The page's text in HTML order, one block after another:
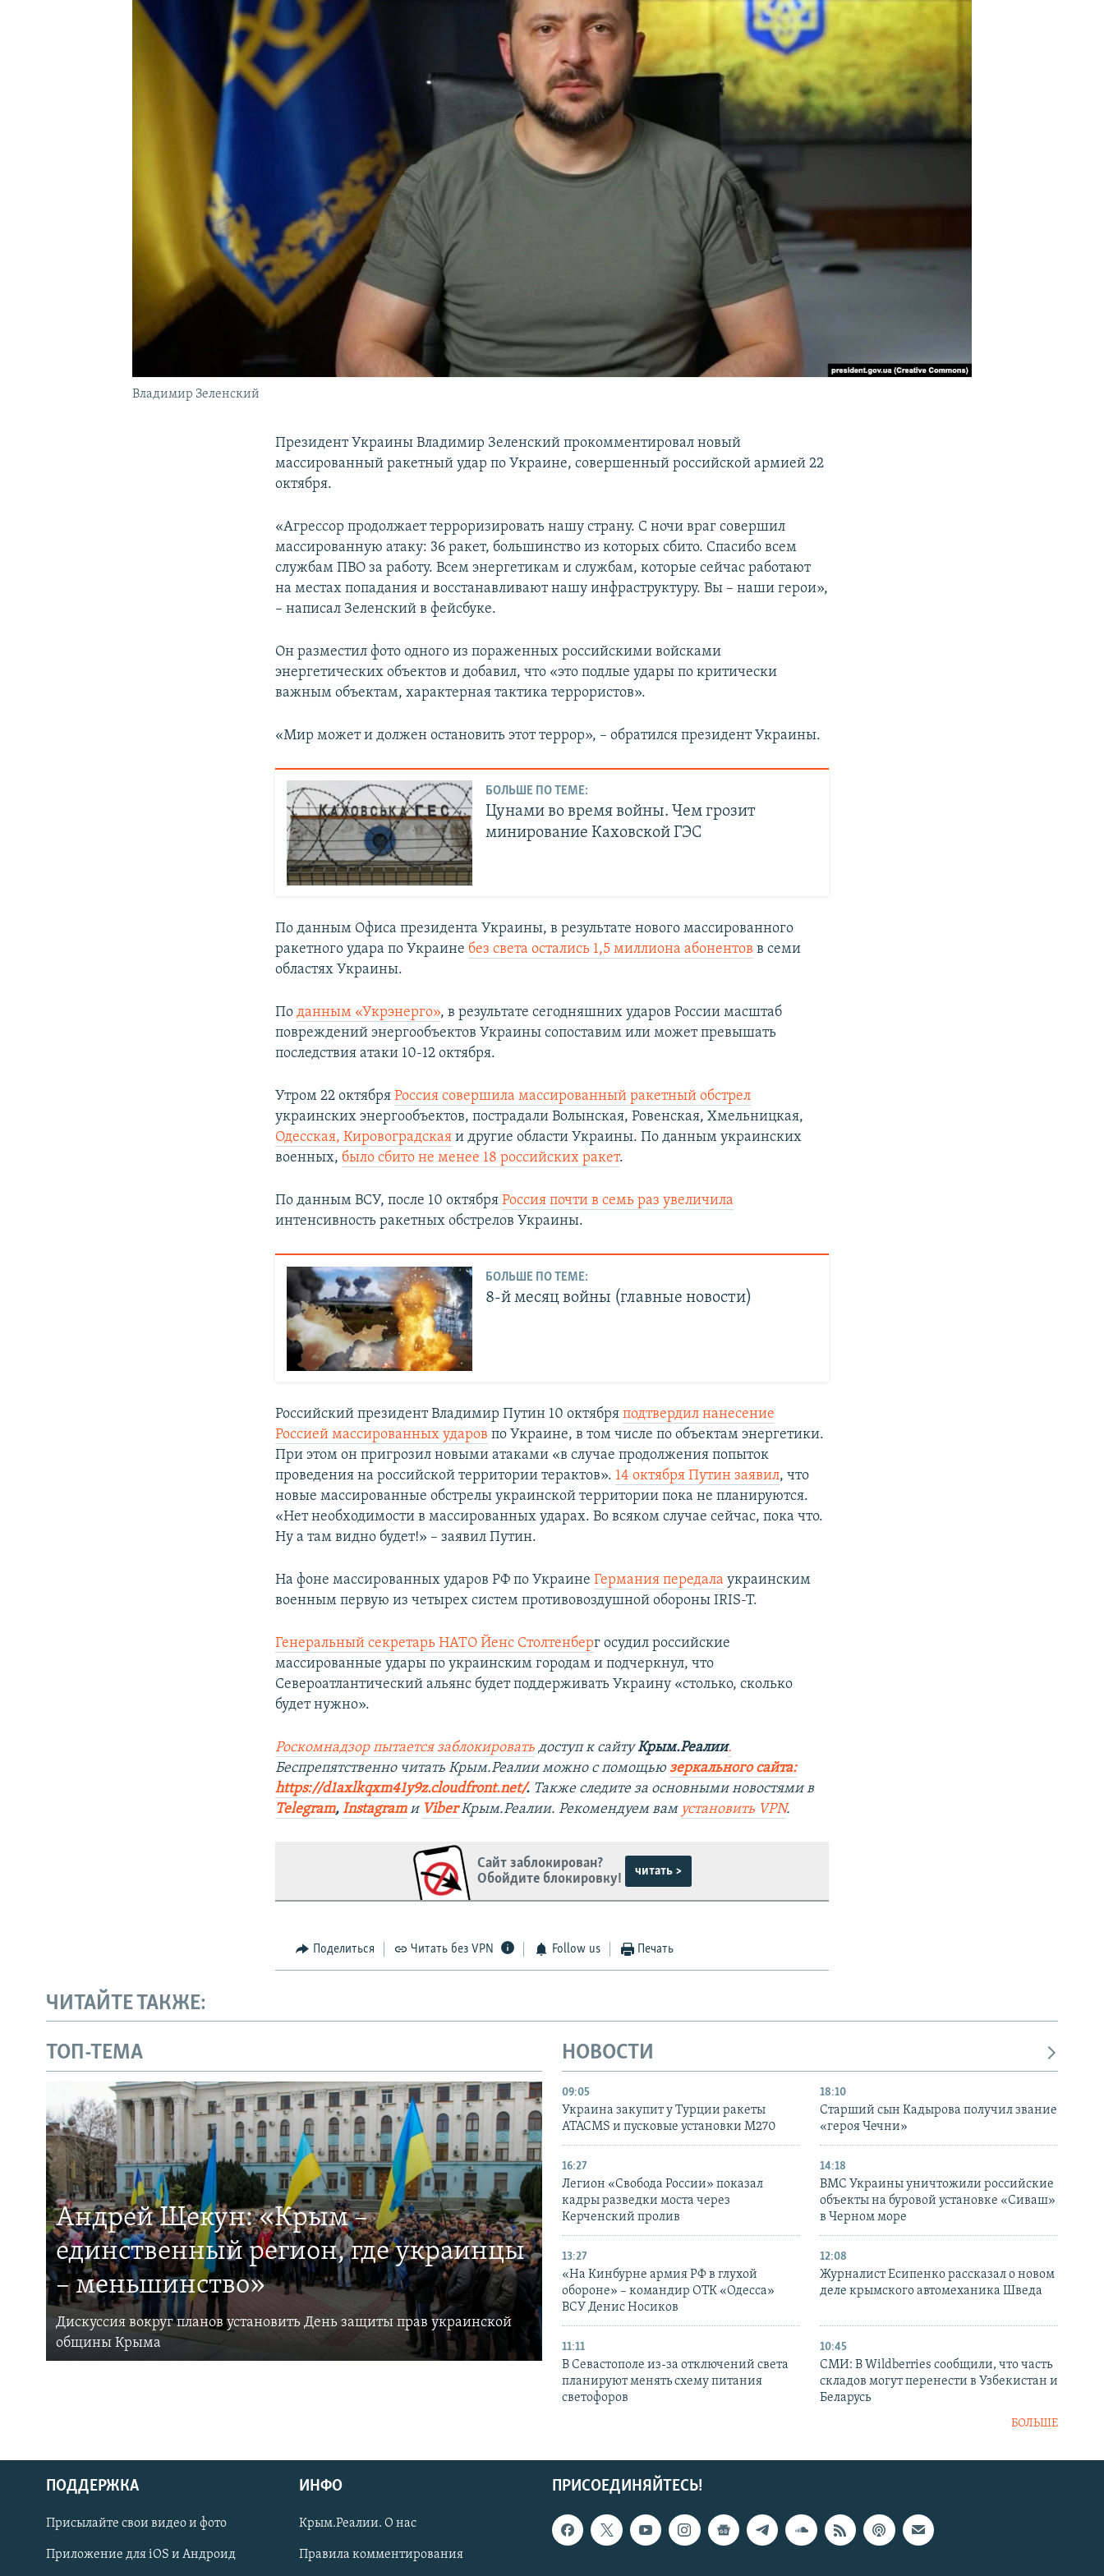
Українською
Qırımtatar
Владимир Зеленский
Президент Украины Владимир Зеленский прокомментировал новый
массированный ракетный удар по Украине, совершенный российской армией 22
октября.
«Агрессор продолжает терроризировать нашу страну. С ночи враг совершил
массированную атаку: 36 ракет, большинство из которых сбито. Спасибо всем
службам ПВО за работу. Всем энергетикам и службам, которые сейчас работают
на местах попадания и восстанавливают нашу инфраструктуру. Вы – наши герои»,
– написал Зеленский в фейсбуке.
Он разместил фото одного из пораженных российскими войсками
энергетических объектов и добавил, что «это подлые удары по критически
важным объектам, характерная тактика террористов».
«Мир может и должен остановить этот террор», – обратился президент Украины.
БОЛЬШЕ ПО ТЕМЕ:
Цунами во время войны. Чем грозит
минирование Каховской ГЭС
По данным Офиса президента Украины, в результате нового массированного
ракетного удара по Украине без света остались 1,5 миллиона абонентов в семи
областях Украины.
Поданным «Укрэнерго», в результате сегодняшних ударов России масштаб
повреждений энергообъектов Украины сопоставим или может превышать
последствия атаки 10-12 октября.
Утром 22 октябряРоссия совершила массированный ракетный обстрел
украинских энергообъектов, пострадали Волынская, Ровенская, Хмельницкая,
Одесская, Кировоградская и другие области Украины. По данным украинских
военных, было сбито не менее 18 российских ракет.
По данным ВСУ, после 10 октябряРоссия почти в семь раз увеличила
интенсивность ракетных обстрелов Украины.
БОЛЬШЕ ПО ТЕМЕ:
8-й месяц войны (главные новости)
Российский президент Владимир Путин 10 октябряподтвердил нанесение
Россией массированных ударов по Украине, в том числе по объектам энергетики.
При этом он пригрозил новыми атаками «в случае продолжения попыток
проведения на российской территории терактов». 14 октября Путин заявил, что
новые массированные обстрелы украинской территории пока не планируются.
«Нет необходимости в массированных ударах. Во всяком случае сейчас, пока что.
Ну а там видно будет!» – заявил Путин.
На фоне массированных ударов РФ по УкраинеГермания передала украинским
военным первую из четырех систем противовоздушной обороны IRIS-T.
Генеральный секретарь НАТО Йенс Столтенберг осудил российские
массированные удары по украинским городам и подчеркнул, что
Североатлантический альянс будет поддерживать Украину «столько, сколько
будет нужно».
Роскомнадзор пытается заблокировать доступ к сайтуКрым.Реалии.
Беспрепятственно читать Крым.Реалии можно с помощьюзеркального сайта:
https://d1axlkqxm41y9z.cloudfront.net/. ​ Также следите за основными новостями в
Telegram, Instagram и ViberКрым.Реалии. Рекомендуем вам установить VPN.
Сайт заблокирован?
Обойдите блокировку!
читать >
Поделиться Читать без VPN Follow us Печать
ЧИТАЙТЕ ТАКЖЕ:
ТОП-ТЕМА
Андрей Щекун: «Крым –
единственный регион, где украинцы
– меньшинство»
Дискуссия вокруг планов установить День защиты прав украинской
общины Крыма
НОВОСТИ
09:05
Украина закупит у Турции ракеты
ATACMS и пусковые установки M270
18:10
Старший сын Кадырова получил звание
«героя Чечни»
16:27
Легион «Свобода России» показал
кадры разведки моста через
Керченский пролив
14:18
ВМС Украины уничтожили российские
объекты на буровой установке «Сиваш»
в Черном море
13:27
«На Кинбурне армия РФ в глухой
обороне» – командир ОТК «Одесса»
ВСУ Денис Носиков
12:08
Журналист Есипенко рассказал о новом
деле крымского автомеханика Шведа
11:11
В Севастополе из-за отключений света
планируют менять схему питания
светофоров
10:45
СМИ: В Wildberries сообщили, что часть
складов могут перенести в Узбекистан и
Беларусь
БОЛЬШЕ
ПРИСОЕДИНЯЙТЕСЬ!
ПОДДЕРЖКА
Присылайте свои видео и фото
Приложение для iOS и Андроид
ИНФО
Крым.Реалии. О нас
Правила комментирования